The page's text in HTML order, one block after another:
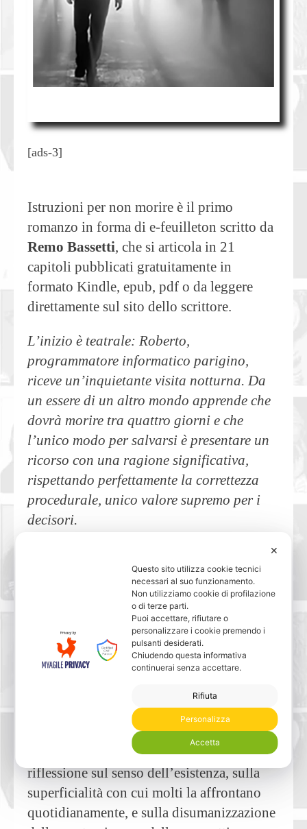
[ads-3]
Istruzioni per non morire è il primo
romanzo in forma di e-feuilleton scritto da
Remo Bassetti, che si articola in 21
capitoli pubblicati gratuitamente in
formato Kindle, epub, pdf o da leggere
direttamente sul sito dello scrittore.
L’inizio è teatrale: Roberto,
programmatore informatico parigino,
riceve un’inquietante visita notturna. Da
un essere di un altro mondo apprende che
dovrà morire tra quattro giorni e che
l’unico modo per salvarsi è presentare un
ricorso con una ragione significativa,
rispettando perfettamente la correttezza
procedurale, unico valore supremo per i
decisori.
sua vita e tutti i suoi rapporti più stretti (la
moglie apparentemente svampita, la figlia
da sempre eccessivamente indipendente, il
capo spregiudicato..). I colpi di scena si
moltiplicano, così come i generi usati
riflessioni filosofiche a scene d’azione, dal
Il romanzo finisce per essere una
riflessione sul senso dell’esistenza, sulla
superficialità con cui molti la affrontano
quotidianamente, e sulla disumanizzazione
✕
Questo sito utilizza cookie tecnici
necessari al suo funzionamento.
Non utilizziamo cookie di profilazione
o di terze parti.
Puoi accettare, rifiutare o
personalizzare i cookie premendo i
pulsanti desiderati.
Chiudendo questa informativa
continuerai senza accettare.
Accetta
Rifiuta
Personalizza